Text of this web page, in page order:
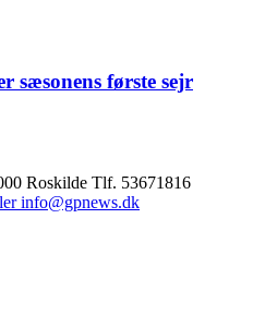
sæsonens første sejr
Roskilde Tlf. 53671816
info@gpnews.dk